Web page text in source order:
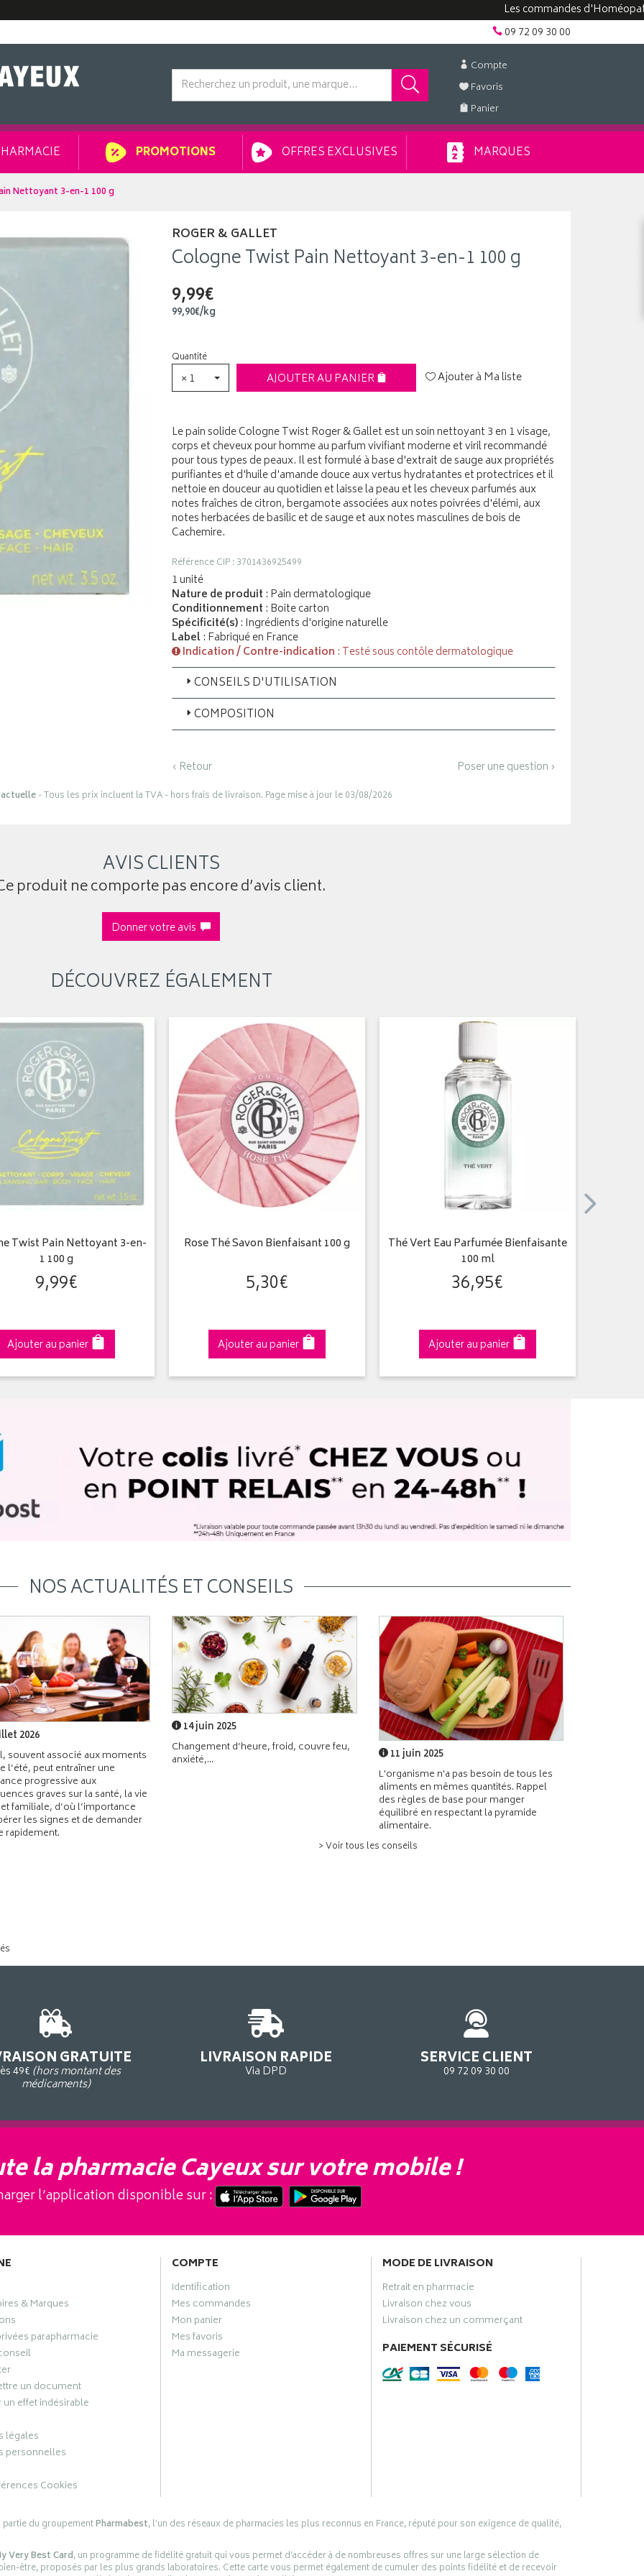
Les commandes d'Homéopathie
09 72 09 30 00
Compte
Favoris
Panier
PROMOTIONS OFFRES EXCLUSIVES MARQUES
Nettoyant 3-en-1 100 g
ROGER & GALLET
Cologne Twist Pain Nettoyant 3-en-1 100 g
9,99€
99,90€/kg
Quantité
× 1 AJOUTER AU PANIER Ajouter à Ma liste
Le pain solide Cologne Twist Roger & Gallet est un soin nettoyant 3 en 1 visage,
corps et cheveux pour homme au parfum vivifiant moderne et viril recommandé
pour tous types de peaux. Il est formulé à base d'extrait de sauge aux propriétés
purifiantes et d'huile d'amande douce aux vertus hydratantes et protectrices et il
nettoie en douceur au quotidien et laisse la peau et les cheveux parfumés aux
notes fraîches de citron, bergamote associées aux notes poivrées d'élémi, aux
notes herbacées de basilic et de sauge et aux notes masculines de bois de
Cachemire.
Référence CIP : 3701436925499
1 unité
Nature de produit : Pain dermatologique
Conditionnement : Boite carton
Spécificité(s): Ingrédients d'origine naturelle
Label: Fabriqué en France
Indication / Contre-indication : Testé sous contôle dermatologique
CONSEILS D'UTILISATION
COMPOSITION
‹ Retour Poser une question ›
- Tous les prix incluent la TVA - hors frais de livraison. Page mise à jour le 03/08/2026
AVIS CLIENTS
produit ne comporte pas encore d’avis client.
Donner votre avis
DÉCOUVREZ ÉGALEMENT
Twist Pain Nettoyant 3-en-
1 100 g
9,99€
Ajouter au panier
Rose Thé Savon Bienfaisant 100 g
5,30€
Ajouter au panier
Thé Vert Eau Parfumée Bienfaisante
100 ml
36,95€
Ajouter au panier
NOS ACTUALITÉS ET CONSEILS
2026
souvent associé aux moments
l’été, peut entraîner une
progressive aux
graves sur la santé, la vie
familiale, d’où l’importance
les signes et de demander
rapidement.
14 juin 2025
Changement d’heure, froid, couvre feu,
anxiété,...
11 juin 2025
L'organisme n'a pas besoin de tous les
aliments en mêmes quantités. Rappel
des règles de base pour manger
équilibré en respectant la pyramide
alimentaire.
> Voir tous les conseils
GRATUITE
49€(hors montant des
médicaments)
LIVRAISON RAPIDE
Via DPD
SERVICE CLIENT
09 72 09 30 00
la pharmacie Cayeux sur votre mobile !
l’application disponible sur :
& Marques
parapharmacie
un document
effet indésirable
légales
personnelles
Cookies
COMPTE
Identification
Mes commandes
Mon panier
Mes favoris
Ma messagerie
MODE DE LIVRAISON
Retrait en pharmacie
Livraison chez vous
Livraison chez un commerçant
PAIEMENT SÉCURISÉ
du groupementPharmabest, l’un des réseaux de pharmacies les plus reconnus en France, réputé pour son exigence de qualité,
Very Best Card, un programme de fidélité gratuit qui vous permet d’accéder à de nombreuses offres sur une large sélection de
être, proposés par les plus grands laboratoires. Cette carte vous permet également de cumuler des points fidélité et de recevoir